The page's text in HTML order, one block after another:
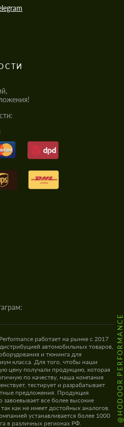
@HODOOR.PERFORMANCE
работает на рынке с 2017
автомобильных товаров,
и тюнинга для
класса. Для того, чтобы наши
цену получали продукцию, которая
по качеству, наша компания
тестирует и разрабатывает
предложения. Продукция
завоевывает все более высокие
как не имеет достойных аналогов.
устанавливается более 1000
в различных регионах РФ.